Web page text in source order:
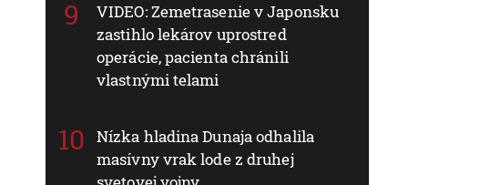
VIDEO: Zemetrasenie v Japonsku
zastihlo lekárov uprostred
operácie, pacienta chránili
vlastnými telami
Nízka hladina Dunaja odhalila
masívny vrak lode z druhej